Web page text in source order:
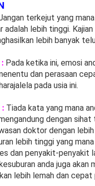
terkejut yang
adalah lebih tinggi.
lebih banyak
Pada ketika ini, emosi
dan perasaan
pada usia ini.
: Tiada kata yang mana
dengan
doktor dengan
lebih tinggi yang
dan penyakit-penyakit
anda juga
lebih lemah dan